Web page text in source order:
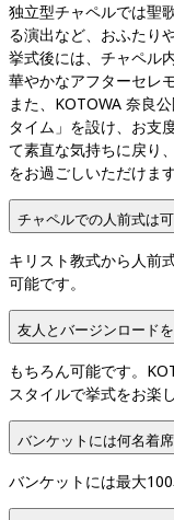
独立型チャペルでは聖
る演出など、おふたり
挙式後には、チャペル
華やかなアフターセレ
また、KOTOWA 奈良
タイム」を設け、お支
て素直な気持ちに戻り
をお過ごしいただけます
チャペルでの人前式は
キリスト教式から人前
可能です。
友人とバージンロード
もちろん可能です。
スタイルで挙式をお楽
バンケットには何名着
バンケットには最大